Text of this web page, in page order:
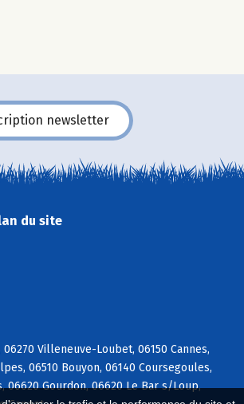
newsletter
du site
Villeneuve-Loubet, 06150 Cannes,
06510 Bouyon, 06140 Coursegoules,
06620 Gourdon, 06620 Le Bar s/Loup,